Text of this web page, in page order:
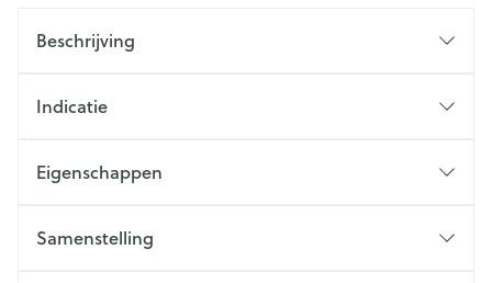
Beschrijving
Indicatie
Eigenschappen
Samenstelling